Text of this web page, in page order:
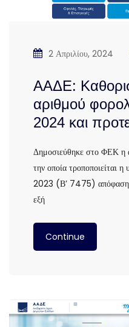
2 Απριλίου, 2024
ΑΑΔΕ:
αριθμού
2024 και
Δημοσιεύθηκε στο ΦΕΚ
την οποία τροποποιείται
2023 (Β’ 7475) απόφαση
εξή
Continue